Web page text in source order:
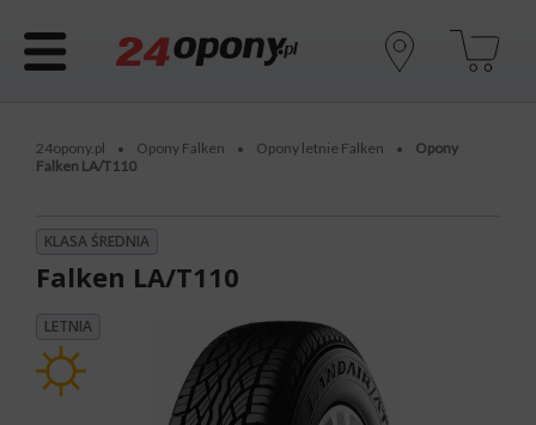
24opony.pl • Opony Falken • Opony letnie Falken •
Opony
Falken LA/T110
KLASA ŚREDNIA
Falken LA/T110
LETNIA